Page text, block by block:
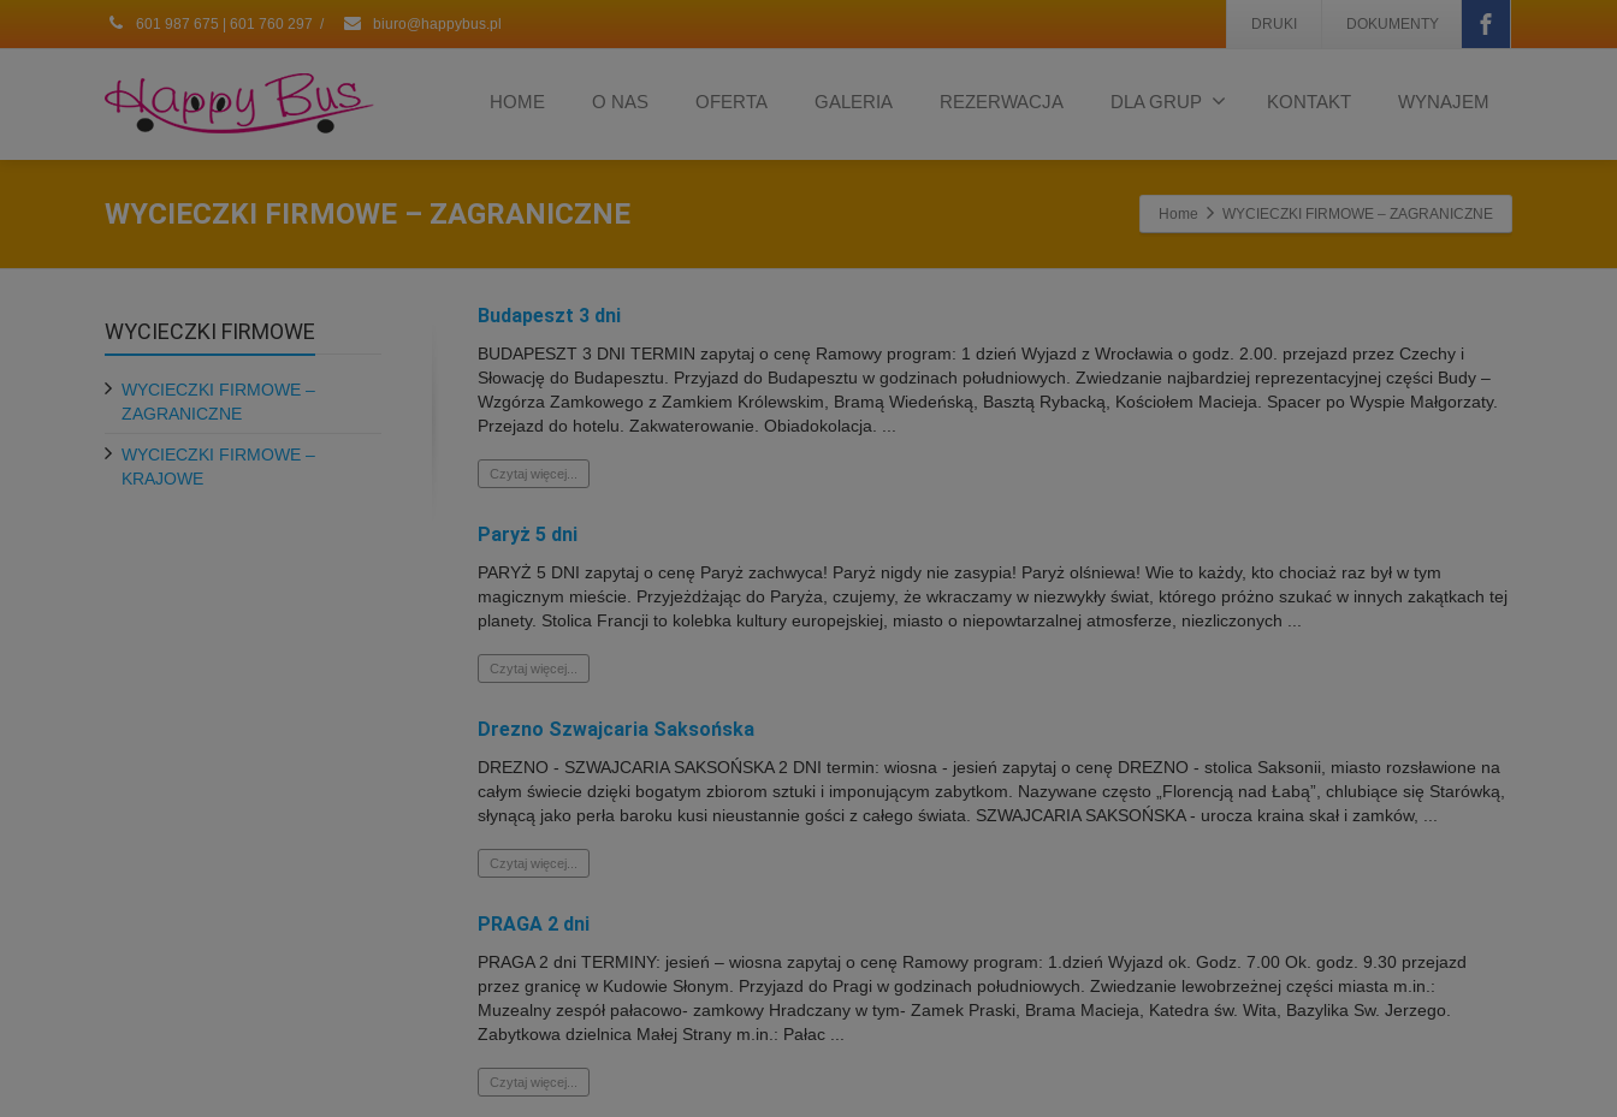
601 987 675 | 601 760 297 / biuro@happybus.pl DRUKI DOKUMENTY
HOME O NAS OFERTA GALERIA REZERWACJA DLA GRUP KONTAKT WYNAJEM
WYCIECZKI FIRMOWE – ZAGRANICZNE Home WYCIECZKI FIRMOWE – ZAGRANICZNE
Budapeszt 3 dni
BUDAPESZT 3 DNI TERMIN zapytaj o cenę Ramowy program: 1 dzień Wyjazd z Wrocławia o godz. 2.00. przejazd przez Czechy i
Słowację do Budapesztu. Przyjazd do Budapesztu w godzinach południowych. Zwiedzanie najbardziej reprezentacyjnej części Budy –
Wzgórza Zamkowego z Zamkiem Królewskim, Bramą Wiedeńską, Basztą Rybacką, Kościołem Macieja. Spacer po Wyspie Małgorzaty.
Przejazd do hotelu. Zakwaterowanie. Obiadokolacja. ...
Czytaj więcej...
Paryż 5 dni
PARYŻ 5 DNI zapytaj o cenę Paryż zachwyca! Paryż nigdy nie zasypia! Paryż olśniewa! Wie to każdy, kto chociaż raz był w tym
magicznym mieście. Przyjeżdżając do Paryża, czujemy, że wkraczamy w niezwykły świat, którego próżno szukać w innych zakątkach tej
planety. Stolica Francji to kolebka kultury europejskiej, miasto o niepowtarzalnej atmosferze, niezliczonych ...
Czytaj więcej...
Drezno Szwajcaria Saksońska
DREZNO - SZWAJCARIA SAKSOŃSKA 2 DNI termin: wiosna - jesień zapytaj o cenę DREZNO - stolica Saksonii, miasto rozsławione na
całym świecie dzięki bogatym zbiorom sztuki i imponującym zabytkom. Nazywane często „Florencją nad Łabą”, chlubiące się Starówką,
słynącą jako perła baroku kusi nieustannie gości z całego świata. SZWAJCARIA SAKSOŃSKA - urocza kraina skał i zamków, ...
Czytaj więcej...
PRAGA 2 dni
PRAGA 2 dni TERMINY: jesień – wiosna zapytaj o cenę Ramowy program: 1.dzień Wyjazd ok. Godz. 7.00 Ok. godz. 9.30 przejazd
przez granicę w Kudowie Słonym. Przyjazd do Pragi w godzinach południowych. Zwiedzanie lewobrzeżnej części miasta m.in.:
Muzealny zespół pałacowo- zamkowy Hradczany w tym- Zamek Praski, Brama Macieja, Katedra św. Wita, Bazylika Sw. Jerzego.
Zabytkowa dzielnica Małej Strany m.in.: Pałac ...
Czytaj więcej...
WYCIECZKI FIRMOWE
WYCIECZKI FIRMOWE –
ZAGRANICZNE
WYCIECZKI FIRMOWE –
KRAJOWE